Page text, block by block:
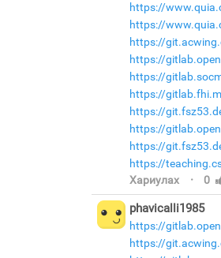
https://
https://
https://
https://
https://
https://
https://
https://
https://
https://
Хариулах · 0
phavicalli1985
https://
https://